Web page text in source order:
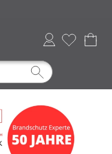
Anmelden